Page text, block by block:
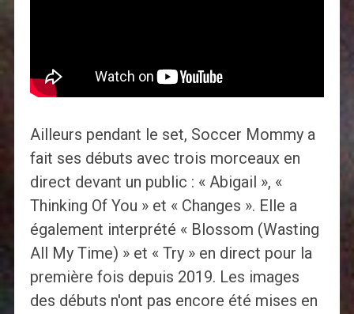
Ailleurs pendant le set, Soccer Mommy a
fait ses débuts avec trois morceaux en
direct devant un public : « Abigail », «
Thinking Of You » et « Changes ». Elle a
également interprété « Blossom (Wasting
All My Time) » et « Try » en direct pour la
première fois depuis 2019. Les images
des débuts n'ont pas encore été mises en